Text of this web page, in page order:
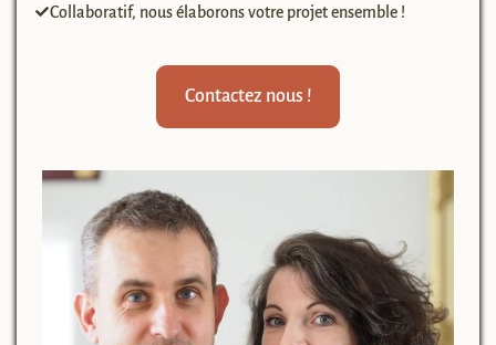
Collaboratif, nous élaborons votre projet ensemble !
Contactez nous !